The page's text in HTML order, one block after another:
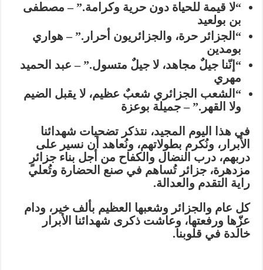
“لا قيمة للحياة دون حرية وكرامة.” – مصطفى
بن بولعيد
“الجزائر حرة، والجزائريون أحرار.” – هواري
بومدين
“إنّنا جيلٌ مجاهد، لا جيلٌ متسول.” – عبد الحميد
مهري
“الشعب الجزائري شعبٌ عظيم، لا يقبل الضيم
ولا القهر.” – جميلة بوعزة
في هذا اليوم المجيد، نتذكر تضحيات شهدائنا
الأبرار، ونُكرم بطولاتهم، ونُعاهد أن نسير على
دربهم، درب النضال والكفاح من أجل بناء جزائرٍ
مزدهرة، جزائر تُساهم في صنع الحضارة وتُعلي
راية التقدم والعدالة.
كل عام والجزائر وشعبها العظيم بألف خير، ودام
عزّها ورفعتها، وعاشت ذكرى شهدائنا الأبرار
خالدة في قلوبنا.